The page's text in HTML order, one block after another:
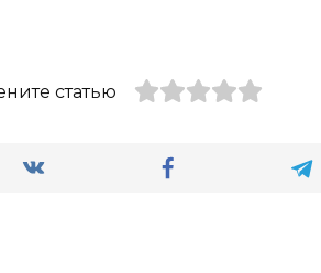
статью